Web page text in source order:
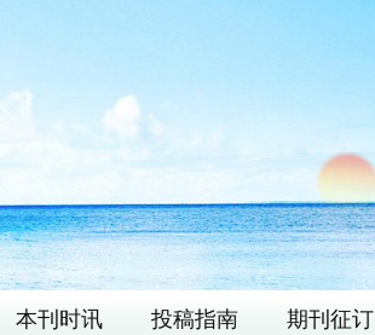
本刊时讯 投稿指南 期刊征订